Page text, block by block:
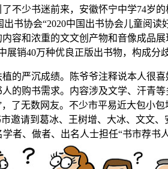
少书迷前来，安徽怀宁中学74岁的
书协会“2020中国出书协会儿童阅读
内容和浓重的文文创产物和音像成品
展销40万种优良正版出书物，构成分
严沉成绩。陈爷爷注释说本人很喜
的购书需求。内容涉及文学、汗青
了无数网友。不少市平易近大包小
邀请到葛冰、王树增、大冰、文文
者、做者、出名人士担任“书市荐书人